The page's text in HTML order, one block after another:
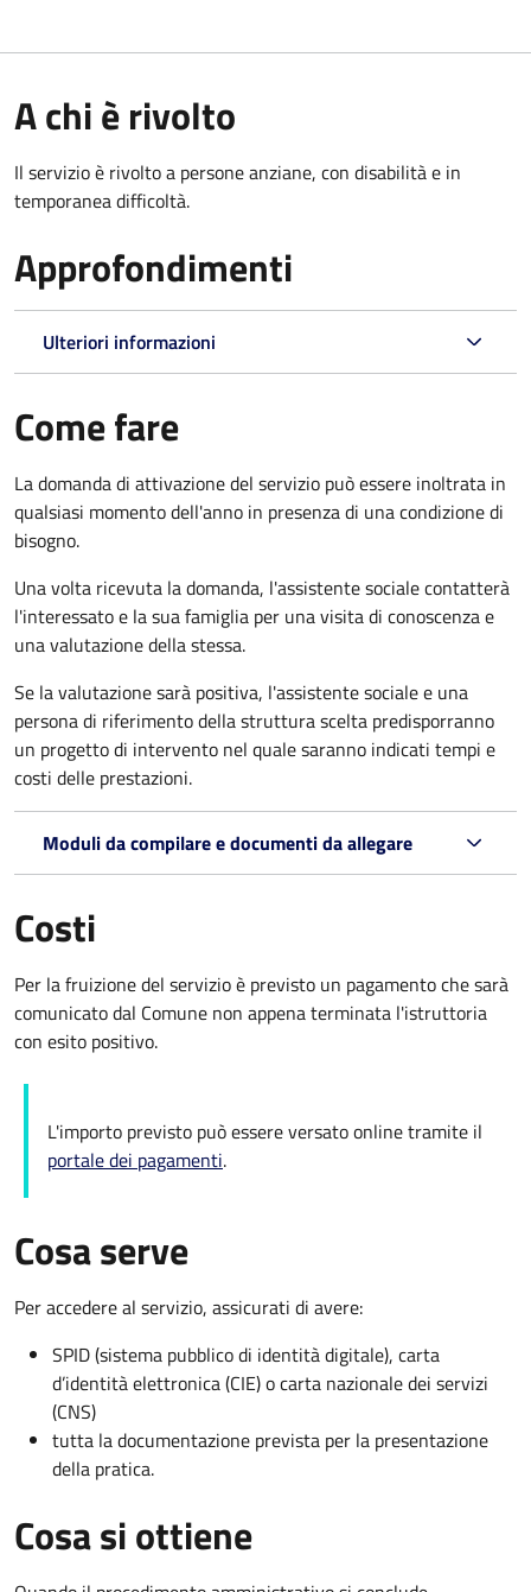
A chi è rivolto
Il servizio è rivolto a persone anziane, con disabilità e in
temporanea difficoltà.
Approfondimenti
Ulteriori informazioni
Come fare
La domanda di attivazione del servizio può essere inoltrata in
qualsiasi momento dell'anno in presenza di una condizione di
bisogno.
Una volta ricevuta la domanda, l'assistente sociale contatterà
l'interessato e la sua famiglia per una visita di conoscenza e
una valutazione della stessa.
Se la valutazione sarà positiva, l'assistente sociale e una
persona di riferimento della struttura scelta predisporranno
un progetto di intervento nel quale saranno indicati tempi e
costi delle prestazioni.
Moduli da compilare e documenti da allegare
Costi
Per la fruizione del servizio è previsto un pagamento che sarà
comunicato dal Comune non appena terminata l'istruttoria
con esito positivo.
L'importo previsto può essere versato online tramite il
portale dei pagamenti.
Cosa serve
Per accedere al servizio, assicurati di avere:
SPID (sistema pubblico di identità digitale), carta
d’identità elettronica (CIE) o carta nazionale dei servizi
(CNS)
tutta la documentazione prevista per la presentazione
della pratica.
Cosa si ottiene